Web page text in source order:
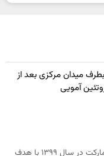
دوم بطرف میدان مرکزی بعد از
آمویی مارکت در سال 1399 با هدف